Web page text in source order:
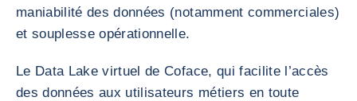
maniabilité des données (notamment commerciales)
et souplesse opérationnelle.
Le Data Lake virtuel de Coface, qui facilite l’accès
des données aux utilisateurs métiers en toute